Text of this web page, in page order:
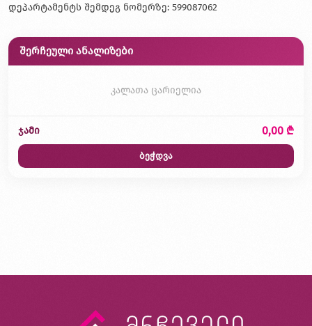
დეპარტამენტს შემდეგ ნომერზე: 599087062
შერჩეული ანალიზები
კალათა ცარიელია
ჯამი 0,00 ₾
ბეჭდვა